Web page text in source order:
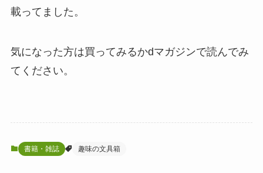
載ってました。
気になった方は買ってみるかdマガジンで読んでみ
てください。
書籍・雑誌 趣味の文具箱